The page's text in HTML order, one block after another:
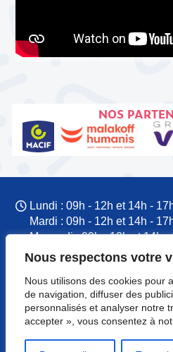
Nous respectons votre
Nous utilisons des cookies pour
de navigation, diffuser des
personnalisés et analyser notre
accepter », vous consentez à
NOS
Lundi : 09h - 12h et 14h -
Mardi : 09h - 12h et 14h -
Mercredi : 09h - 12h et 14h -
Jeudi : 09h - 12h et 14h -
Vendredi : 09h - 12h et 14h -
09 77 60 53 37
CFTC Normandie
8 rue du Colonel Rémy
14000 Caen